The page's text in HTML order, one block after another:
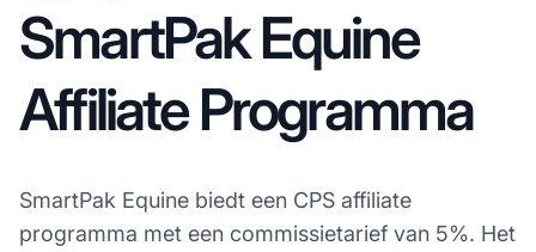
SmartPak Equine
Affiliate Programma
SmartPak Equine biedt een CPS affiliate
programma met een commissietarief van 5%. Het